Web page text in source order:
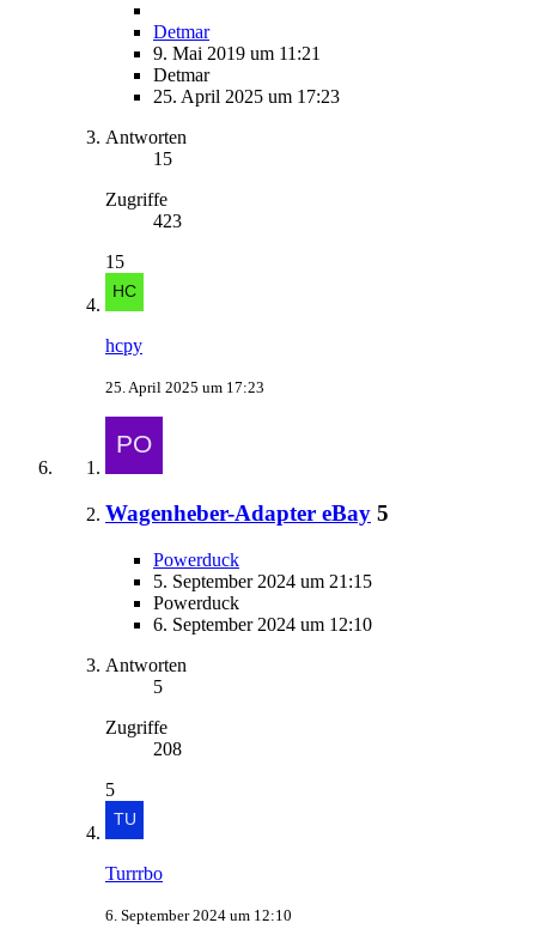
Detmar
9. Mai 2019 um 11:21
Detmar
25. April 2025 um 17:23
Antworten
15
Zugriffe
423
15
hcpy
25. April 2025 um 17:23
Wagenheber-Adapter eBay 5
Powerduck
5. September 2024 um 21:15
Powerduck
6. September 2024 um 12:10
Antworten
5
Zugriffe
208
5
Turrrbo
6. September 2024 um 12:10